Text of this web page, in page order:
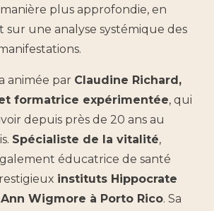
plus approfondie, en
sur une analyse systémique des
animée par Claudine Richard,
formatrice expérimentée, qui
depuis près de 20 ans au
Spécialiste de la vitalité,
éducatrice de santé
instituts Hippocrate
Wigmore à Porto Rico. Sa